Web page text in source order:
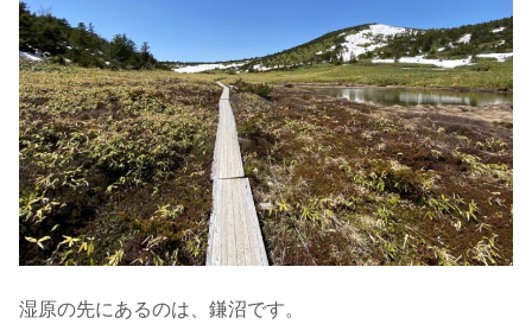
湿原の先にあるのは、鎌沼です。